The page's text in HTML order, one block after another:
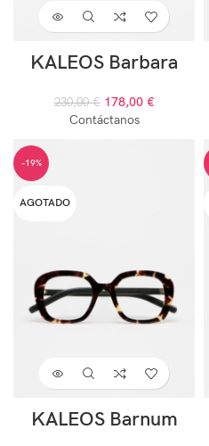
KALEOS Barbara
230,00€ 178,00 €
Contáctanos
-19%
AGOTADO
KALEOS Barnum